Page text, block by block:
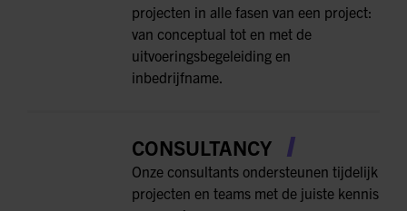
projecten in alle fasen van een project:
van conceptual tot en met de
uitvoeringsbegeleiding en
inbedrijfname.
CONSULTANCY
Onze consultants ondersteunen tijdelijk
projecten en teams met de juiste kennis